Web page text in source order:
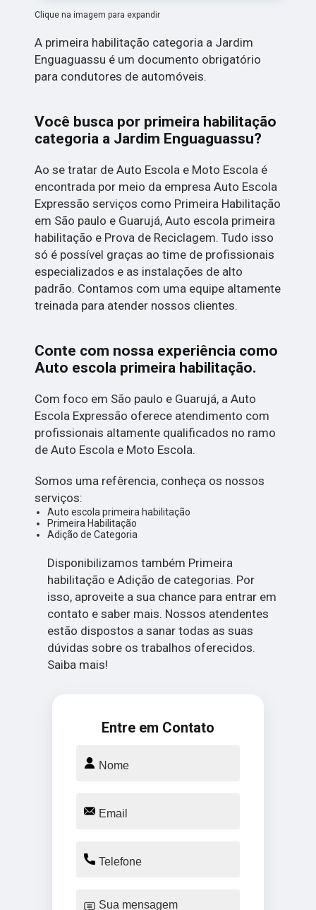
Clique na imagem para expandir
A primeira habilitação categoria a Jardim
Enguaguassu é um documento obrigatório
para condutores de automóveis.
Você busca por primeira habilitação
categoria a Jardim Enguaguassu?
Ao se tratar de Auto Escola e Moto Escola é
encontrada por meio da empresa Auto Escola
Expressão serviços como Primeira Habilitação
em São paulo e Guarujá, Auto escola primeira
habilitação e Prova de Reciclagem. Tudo isso
só é possível graças ao time de profissionais
especializados e as instalações de alto
padrão. Contamos com uma equipe altamente
treinada para atender nossos clientes.
Conte com nossa experiência como
Auto escola primeira habilitação.
Com foco em São paulo e Guarujá, a Auto
Escola Expressão oferece atendimento com
profissionais altamente qualificados no ramo
de Auto Escola e Moto Escola.
Somos uma refêrencia, conheça os nossos
serviços:
Auto escola primeira habilitação
Primeira Habilitação
Adição de Categoria
Disponibilizamos também Primeira
habilitação e Adição de categorias. Por
isso, aproveite a sua chance para entrar em
contato e saber mais. Nossos atendentes
estão dispostos a sanar todas as suas
dúvidas sobre os trabalhos oferecidos.
Saiba mais!
Entre em Contato